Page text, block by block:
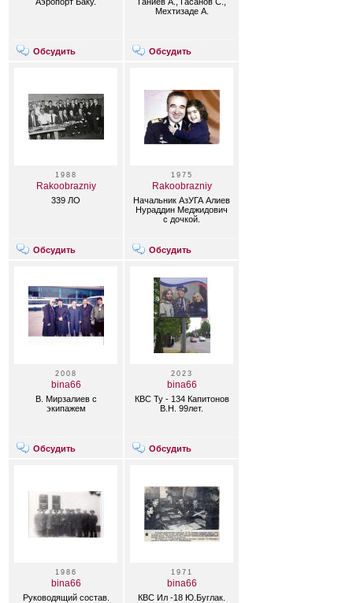
Обсудить
Мехтизаде А.
Обсудить
1988
Rakoobrazniy
339 ЛО
Обсудить
1975
Rakoobrazniy
Начальник АзУГА Алиев
Нураддин Меджидович
с дочкой.
Обсудить
2008
bina66
В. Мирзалиев с
экипажем
Обсудить
2023
bina66
КВС Ту - 134 Капитонов
В.Н. 99лет.
Обсудить
1986
bina66
Руководящий состав.
1971
bina66
КВС Ил -18 Ю.Буглак.